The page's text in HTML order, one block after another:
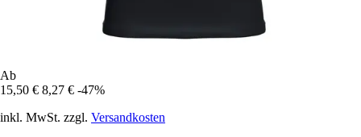
Ab
15,50 € 8,27 € -47%
inkl. MwSt. zzgl. Versandkosten